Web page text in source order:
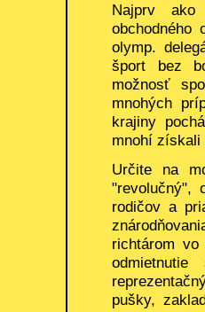
Najprv ako
obchodného
olymp.
šport bez
možnosť
mnohých
krajiny
mnohí získali
Určite na
"revolučný",
rodičov a
richtárom
pušky,